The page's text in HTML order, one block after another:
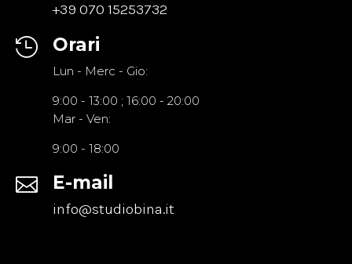
+39 070 15253732
 Orari
Lun - Merc - Gio:
9:00 - 13:00 ; 16:00 - 20:00
Mar - Ven:
9:00 - 18:00
 E-mail
info@studiobina.it